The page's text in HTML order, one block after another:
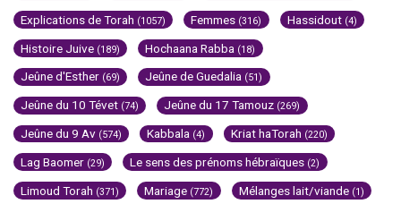
Explications de Torah (1057) Femmes (316) Hassidout (4)
Histoire Juive (189) Hochaana Rabba (18)
Jeûne d'Esther (69) Jeûne de Guedalia (51)
Jeûne du 10 Tévet (74) Jeûne du 17 Tamouz (269)
Jeûne du 9 Av (574) Kabbala (4) Kriat haTorah (220)
Lag Baomer (29) Le sens des prénoms hébraïques (2)
Limoud Torah (371) Mariage (772) Mélanges lait/viande (1)